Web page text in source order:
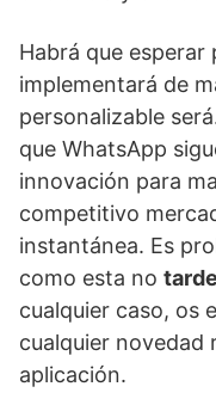
Habrá que
implementará de
personalizable
que WhatsApp
innovación para
competitivo
instantánea. Es
como esta no
cualquier caso, os
cualquier novedad
aplicación.